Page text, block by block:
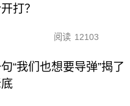
打？
阅读 12103
“我们也想要导弹”揭了